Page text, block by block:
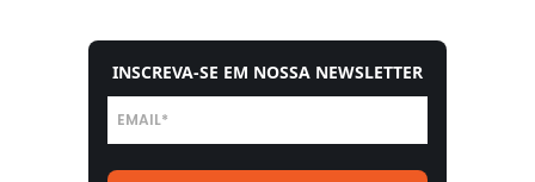
INSCREVA-SE EM NOSSA NEWSLETTER